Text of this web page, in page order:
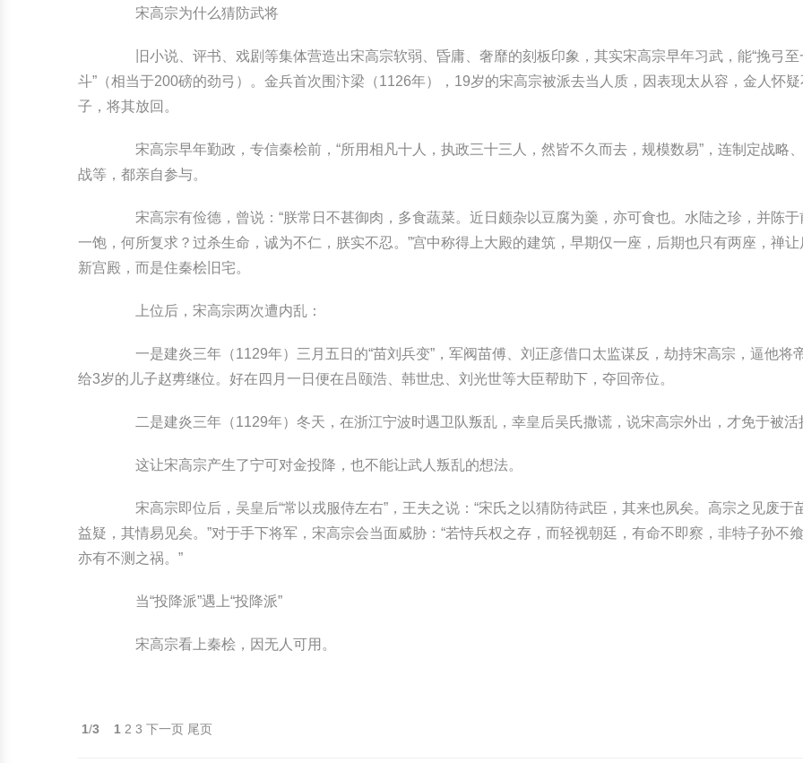
宋高宗为什么猜防武将
旧小说、评书、戏剧等集体营造出宋高宗软弱、昏庸、奢靡的刻板印象，其实宋高宗早年习武，能“挽弓至
斗”（相当于200磅的劲弓）。金兵首次围汴梁（1126年），19岁的宋高宗被派去当人质，因表现太从容，金人怀
子，将其放回。
宋高宗早年勤政，专信秦桧前，“所用相凡十人，执政三十三人，然皆不久而去，规模数易”，连制定战略
战等，都亲自参与。
宋高宗有俭德，曾说：“朕常日不甚御肉，多食蔬菜。近日颇杂以豆腐为羹，亦可食也。水陆之珍，并陈于
一饱，何所复求？过杀生命，诚为不仁，朕实不忍。”宫中称得上大殿的建筑，早期仅一座，后期也只有两座，禅
新宫殿，而是住秦桧旧宅。
上位后，宋高宗两次遭内乱：
一是建炎三年（1129年）三月五日的“苗刘兵变”，军阀苗傅、刘正彦借口太监谋反，劫持宋高宗，逼他将
给3岁的儿子赵旉继位。好在四月一日便在吕颐浩、韩世忠、刘光世等大臣帮助下，夺回帝位。
二是建炎三年（1129年）冬天，在浙江宁波时遇卫队叛乱，幸皇后吴氏撒谎，说宋高宗外出，才免于被活
这让宋高宗产生了宁可对金投降，也不能让武人叛乱的想法。
宋高宗即位后，吴皇后“常以戎服侍左右”，王夫之说：“宋氏之以猜防待武臣，其来也夙矣。高宗之见废于
益疑，其情易见矣。”对于手下将军，宋高宗会当面威胁：“若恃兵权之存，而轻视朝廷，有命不即察，非特子孙不
亦有不测之祸。”
当“投降派”遇上“投降派”
宋高宗看上秦桧，因无人可用。
1/3 1 2 3 下一页 尾页